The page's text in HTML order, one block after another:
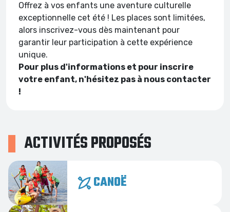
Offrez à vos enfants une aventure culturelle
exceptionnelle cet été ! Les places sont limitées,
alors inscrivez-vous dès maintenant pour
garantir leur participation à cette expérience
unique.
Pour plus d'informations et pour inscrire
votre enfant, n'hésitez pas à nous contacter
!
ACTIVITÉS PROPOSÉS
CANOË